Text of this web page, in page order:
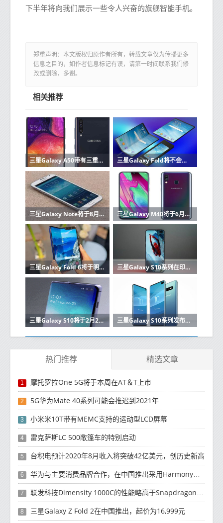
下半年将向我们展示一些令人兴奋的旗舰智能手机。
郑重声明：本文版权归原作者所有，转载文章仅为传播更多
信息之目的，如作者信息标记有误，请第一时间联系我们修
改或删除，多谢。
相关推荐
三星Galaxy A50带有三重后置摄像头设置4000mAh电池 三星Galaxy Fold将不会在印度生产
三星Galaxy Note将于8月10日7日推出了解与之相关的重要细节 三星Galaxy M40将于6月11日在印度上市价格为20,000卢比
三星Galaxy Fold 6将于明天推出支持相机和5G 三星Galaxy S10系列在印度开始预售了解功能和价格
三星Galaxy S10将于2月22日在印度开始预购 三星Galaxy S10系列发布之前Galaxy S9降价
热门推荐 精选文章
1 摩托罗拉One 5G将于本周在AT＆T上市
2 5G华为Mate 40系列可能会推迟到2021年
3 小米米10T带有MEMC支持的运动型LCD屏幕
4 雷克萨斯LC 500敞篷车的特别启动
5 台积电预计2020年8月收入将突破42亿美元，创历史新高
6 华为与主要消费品牌合作，在中国推出采用HarmonyOS 2.0的智能家居产品
7 联发科技Dimensity 1000C的性能略高于Snapdragon 765G
8 三星Galaxy Z Fold 2在中国推出，起价为16,999元